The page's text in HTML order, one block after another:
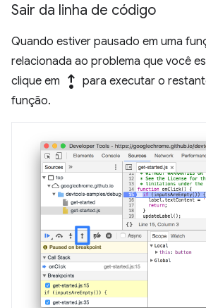
Sair da linha de código
Quando estiver pausado em uma
relacionada ao problema que você
clique em step_out para executar o
função.